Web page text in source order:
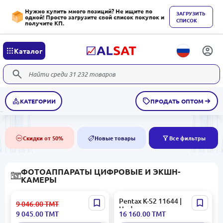
Нужно купить много позиций? Не ищите по
одной! Просто загрузите свой список покупок и
получите КП.
ЗАГРУЗИТЬ
СПИСОК
Каталог
КАТЕГОРИИ ПРОДАТЬ ОПТОМ
50% Скидки от 50% NEW Новые товары Все фильтры
ФОТОАППАРАТЫ ЦИФРОВЫЕ И ЭКШН-
КАМЕРЫ
Insta360 Ace Pro 2 | Экшн-
камера 8K сенсор 1/1.3"
9 046.00ТМТ
9 045.00ТМТ
Pentax K-S2 11644 |
Цифровая камера
комплект двойных
16 160.00ТМТ